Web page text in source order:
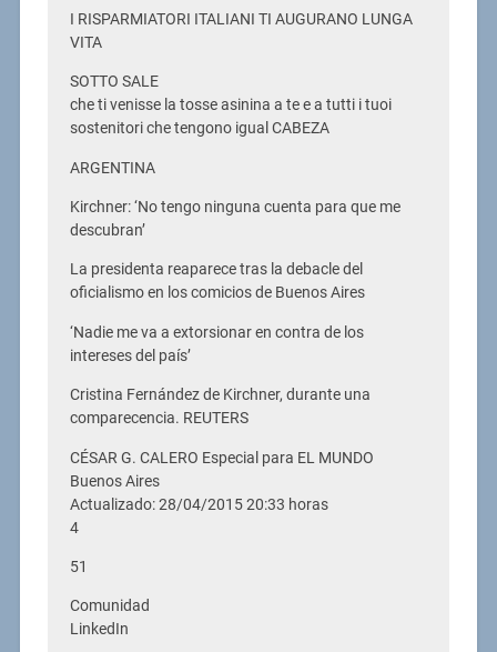
I RISPARMIATORI ITALIANI TI AUGURANO LUNGA
VITA
SOTTO SALE
che ti venisse la tosse asinina a te e a tutti i tuoi
sostenitori che tengono igual CABEZA
ARGENTINA
Kirchner: ‘No tengo ninguna cuenta para que me
descubran’
La presidenta reaparece tras la debacle del
oficialismo en los comicios de Buenos Aires
‘Nadie me va a extorsionar en contra de los
intereses del país’
Cristina Fernández de Kirchner, durante una
comparecencia. REUTERS
CÉSAR G. CALERO Especial para EL MUNDO
Buenos Aires
Actualizado: 28/04/2015 20:33 horas
4
51
Comunidad
LinkedIn